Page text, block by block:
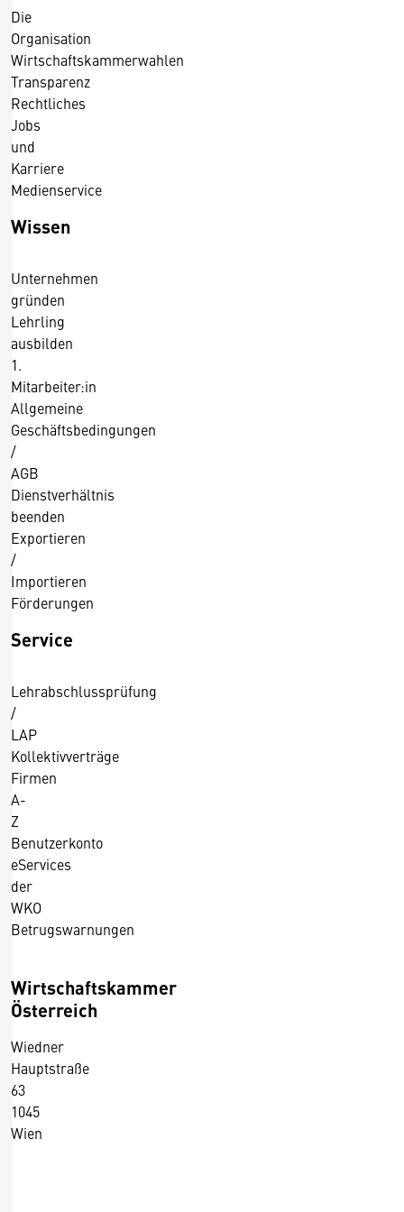
/
1
2
.
3
.
2
0
1
5
Die
Organisation
Wirtschaftskammerwahlen
Transparenz
Rechtliches
Jobs
und
Karriere
Medienservice
Wissen
Unternehmen
gründen
Lehrling
ausbilden
1.
Mitarbeiter:in
Allgemeine
Geschäftsbedingungen
/
AGB
Dienstverhältnis
beenden
Exportieren
/
Importieren
Förderungen
Service
Lehrabschlussprüfung
/
LAP
Kollektivverträge
Firmen
A-
Z
Benutzerkonto
eServices
der
WKO
Betrugswarnungen
Wirtschaftskammer
Österreich
Wiedner
Hauptstraße
63
1045
Wien